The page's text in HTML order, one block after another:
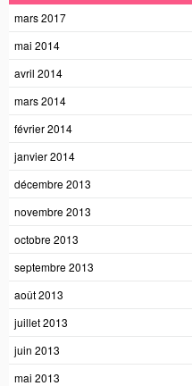
mars 2017
mai 2014
avril 2014
mars 2014
février 2014
janvier 2014
décembre 2013
novembre 2013
octobre 2013
septembre 2013
août 2013
juillet 2013
juin 2013
mai 2013